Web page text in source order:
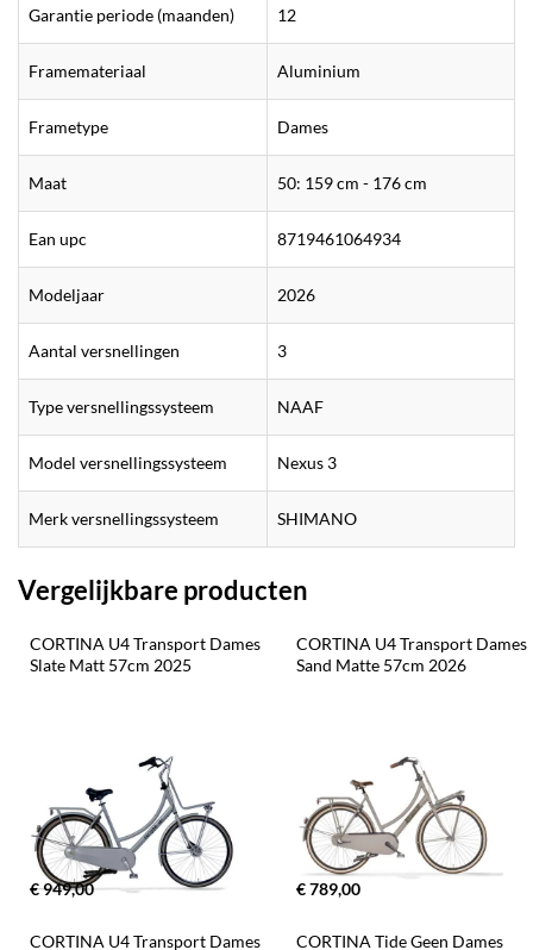
Garantie periode (maanden) 12
Framemateriaal Aluminium
Frametype Dames
Maat 50: 159 cm - 176 cm
Ean upc 8719461064934
Modeljaar 2026
Aantal versnellingen 3
Type versnellingssysteem NAAF
Model versnellingssysteem Nexus 3
Merk versnellingssysteem SHIMANO
Vergelijkbare producten
CORTINA U4 Transport Dames
Slate Matt 57cm 2025
€ 949,00
CORTINA U4 Transport Dames
Sand Matte 57cm 2026
€ 789,00
CORTINA U4 Transport Dames
CORTINA Tide Geen Dames